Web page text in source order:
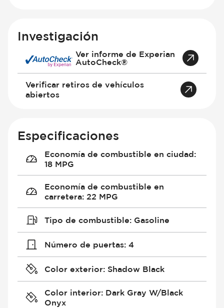
Investigación
Ver informe de Experian
AutoCheck®
Verificar retiros de vehículos
abiertos
Especificaciones
Economía de combustible en ciudad:
18 MPG
Economía de combustible en
carretera: 22 MPG
Tipo de combustible: Gasoline
Número de puertas: 4
Color exterior: Shadow Black
Color interior: Dark Gray W/Black
Onyx